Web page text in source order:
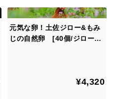
元気な卵！土佐ジロー&もみ
じの自然卵 [40個/ジロー20
¥4,320